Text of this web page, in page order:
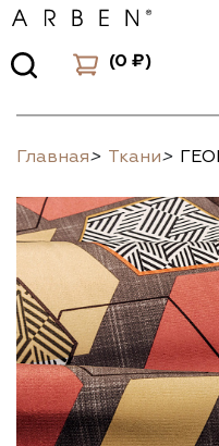
(0 ₽)
Главная> Ткани>